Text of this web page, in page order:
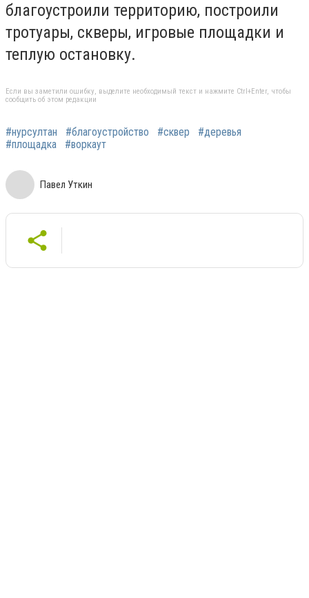
благоустроили территорию, построили
тротуары, скверы, игровые площадки и
теплую остановку.
Если вы заметили ошибку, выделите необходимый текст и нажмите Ctrl+Enter, чтобы
сообщить об этом редакции
#нурсултан #благоустройство #сквер
#деревья
#площадка
#воркаут
Павел Уткин